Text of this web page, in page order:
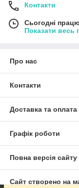
Контакти
Сьогодні
Показати весь
Про нас
Контакти
Доставка та оплата
Графік роботи
Повна версія сайту
Сайт створено на